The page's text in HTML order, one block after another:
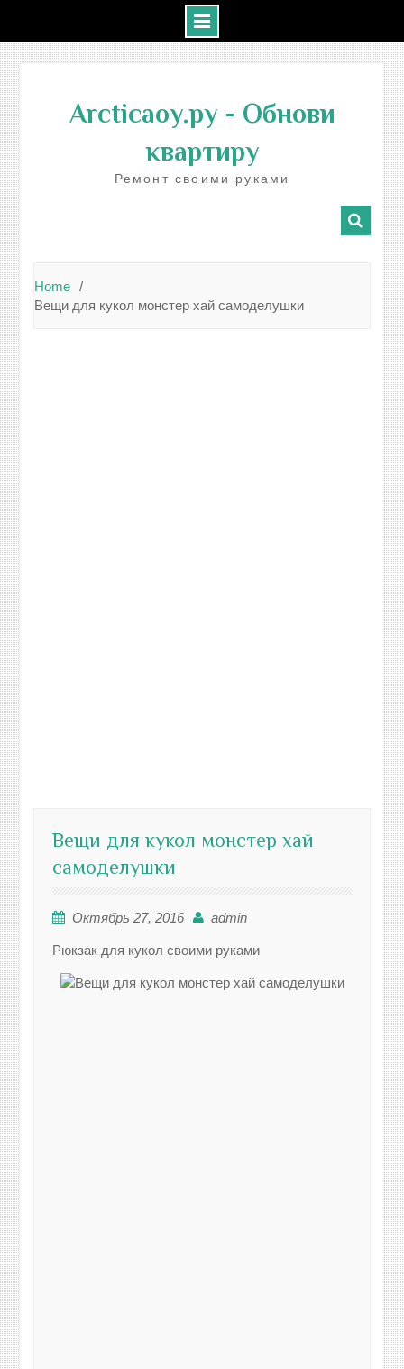
contentArcticaoy.ру- Обнови
квартиру
Ремонт своими руками
Home
Вещи для кукол монстер хай самоделушки
Вещи для кукол монстер хай
самоделушки
Октябрь 27, 2016 admin
Рюкзак для кукол своими руками